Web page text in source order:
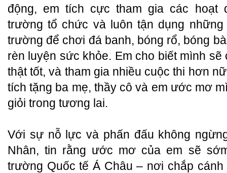
động, em tích cực tham gia các hoạt
trường tổ chức và luôn tận dụng
trường để chơi đá banh, bóng rổ, bóng
rèn luyện sức khỏe. Em cho biết mình
thật tốt, và tham gia nhiều cuộc thi hơn
tích tặng ba mẹ, thầy cô và em ước mơ
giỏi trong tương lai.
Với sự nỗ lực và phấn đấu không
Nhân, tin rằng ước mơ của em sẽ
trường Quốc tế Á Châu – nơi chắp